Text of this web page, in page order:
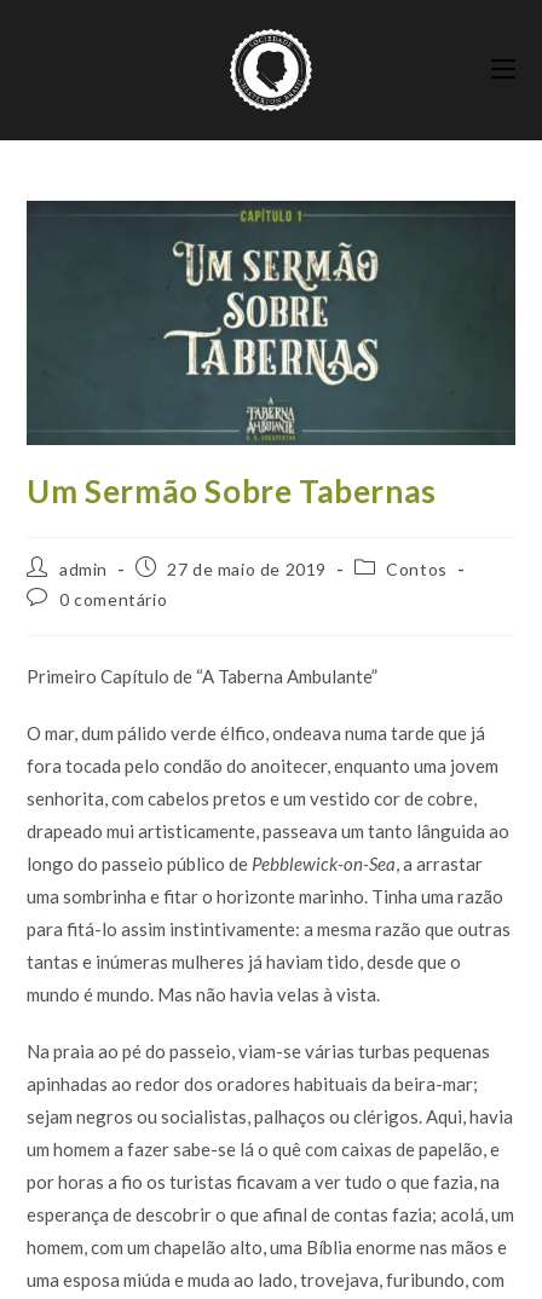
Um Sermão Sobre Tabernas
Autor
do
post:
admin
Post
publicado:
27 de maio de 2019
Categoria
Contos
Comentários
0 comentário
Primeiro Capítulo de “A Taberna Ambulante”
O mar, dum pálido verde élfico, ondeava numa tarde que já
fora tocada pelo condão do anoitecer, enquanto uma jovem
senhorita, com cabelos pretos e um vestido cor de cobre,
drapeado mui artisticamente, passeava um tanto lânguida ao
longo do passeio público de Pebblewick-on-Sea , a arrastar
uma sombrinha e fitar o horizonte marinho. Tinha uma razão
para fitá-lo assim instintivamente: a mesma razão que outras
tantas e inúmeras mulheres já haviam tido, desde que o
mundo é mundo. Mas não havia velas à vista.
Na praia ao pé do passeio, viam-se várias turbas pequenas
apinhadas ao redor dos oradores habituais da beira-mar;
sejam negros ou socialistas, palhaços ou clérigos. Aqui, havia
um homem a fazer sabe-se lá o quê com caixas de papelão, e
por horas a fio os turistas ficavam a ver tudo o que fazia, na
esperança de descobrir o que afinal de contas fazia; acolá, um
homem, com um chapelão alto, uma Bíblia enorme nas mãos e
uma esposa miúda e muda ao lado, trovejava, furibundo, com